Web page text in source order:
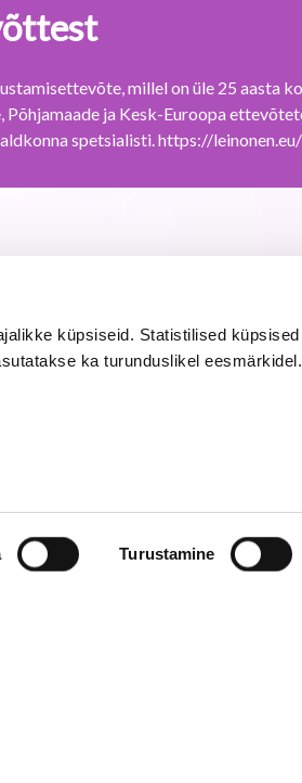
küpsiseid. Statistilised küpsised
ka turunduslikel eesmärkidel.
Turustamine